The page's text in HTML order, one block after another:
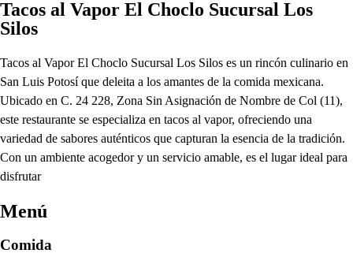
Tacos al Vapor El Choclo Sucursal Los
Silos
Tacos al Vapor El Choclo Sucursal Los Silos es un rincón culinario en
San Luis Potosí que deleita a los amantes de la comida mexicana.
Ubicado en C. 24 228, Zona Sin Asignación de Nombre de Col (11),
este restaurante se especializa en tacos al vapor, ofreciendo una
variedad de sabores auténticos que capturan la esencia de la tradición.
Con un ambiente acogedor y un servicio amable, es el lugar ideal para
disfrutar
Menú
Comida